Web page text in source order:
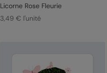
Licorne Rose Fleurie
3,49 € l'unité